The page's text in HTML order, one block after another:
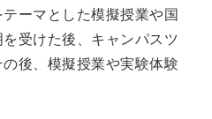
ーマとした模擬授業や国
受けた後、キャンパスツ
後、模擬授業や実験体験